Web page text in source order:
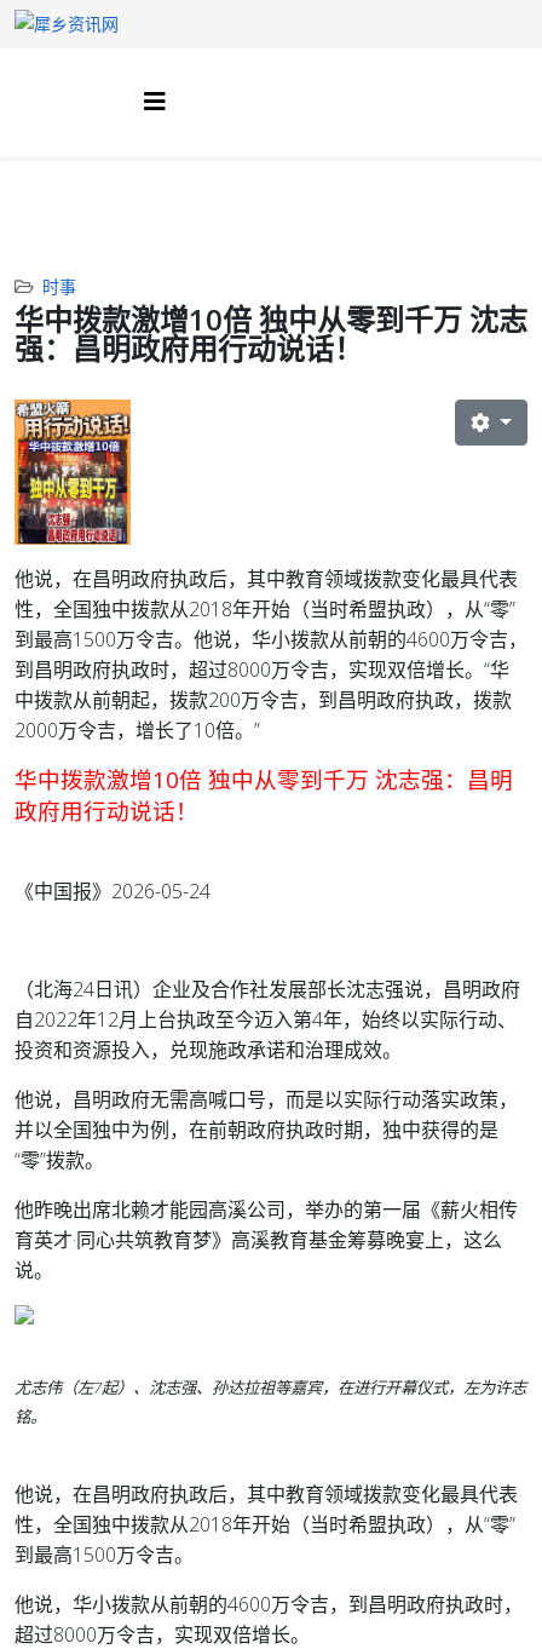
时事
华中拨款激增10倍 独中从零到千万 沈志
强：昌明政府用行动说话！
他说，在昌明政府执政后，其中教育领域拨款变化最具代表
性，全国独中拨款从2018年开始（当时希盟执政），从“零”
到最高1500万令吉。 他说，华小拨款从前朝的4600万令吉，
到昌明政府执政时，超过8000万令吉，实现双倍增长。 “华
中拨款从前朝起，拨款200万令吉，到昌明政府执政，拨款
2000万令吉，增长了10倍。”
华中拨款激增10倍 独中从零到千万 沈志强：昌明
政府用行动说话！
《中国报》2026-05-24
（北海24日讯）企业及合作社发展部长沈志强说，昌明政府
自2022年12月上台执政至今迈入第4年，始终以实际行动、
投资和资源投入，兑现施政承诺和治理成效。
他说，昌明政府无需高喊口号，而是以实际行动落实政策，
并以全国独中为例，在前朝政府执政时期，独中获得的是
“零”拨款。
他昨晚出席北赖才能园高溪公司，举办的第一届《薪火相传
育英才·同心共筑教育梦》高溪教育基金筹募晚宴上，这么
说。
尤志伟（左7起）、沈志强、孙达拉祖等嘉宾，在进行开幕仪式，左为许志
铭。
他说，在昌明政府执政后，其中教育领域拨款变化最具代表
性，全国独中拨款从2018年开始（当时希盟执政），从“零”
到最高1500万令吉。
他说，华小拨款从前朝的4600万令吉，到昌明政府执政时，
超过8000万令吉，实现双倍增长。